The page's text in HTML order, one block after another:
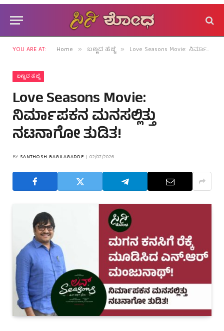
YOU ARE AT: Home » ಬಣ್ಣದ ಹೆಜ್ಜೆ » Love Seasons Movie: ನಿರ್ಮಾಪಕನ ಮನಸಲ್ಲಿತ್ತು ನಟನಾಗೋ ತುಡಿತ!
ಬಣ್ಣದ ಹೆಜ್ಜೆ
Love Seasons Movie:
ನಿರ್ಮಾಪಕನ ಮನಸಲ್ಲಿತ್ತು
ನಟನಾಗೋ ತುಡಿತ!
BY SANTHOSH BAGILAGADDE 02/07/2026